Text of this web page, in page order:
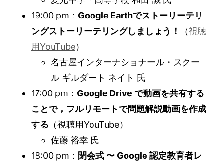
19:00 pm： Google Earthでストーリーテリ
ングストーリーテリングしましょう！
（視聴
用YouTube）
名古屋インターナショナール・スクー
ル ギルダート ネイト 氏
17:00 pm： Google Drive で動画を共有する
ことで，フルリモートで問題解説動画を作成
する （視聴用YouTube）
佐藤 裕幸 氏
18:00 pm： 閉会式 〜 Google 認定教育者レ